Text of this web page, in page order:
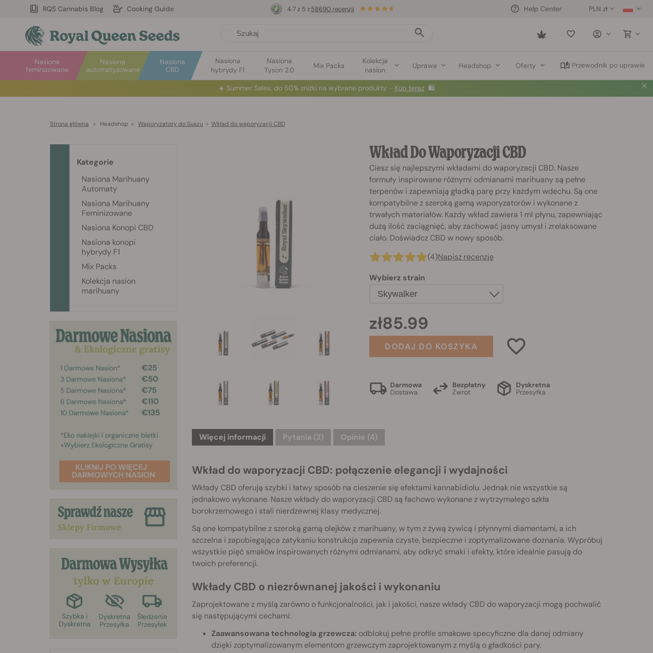
RQS Cannabis Blog Cooking Guide PLN zł
Help Center
Saved
Nasiona
automatyzowane
Nasiona
feminizowane
Nasiona
CBD
Nasiona
hybrydy F1
Nasiona
Tyson 2.0
Mix Packs
Kolekcja
nasion
Uprawa Headshop Oferty Przewodnik po uprawie
4.7 z 5 z 58690 recenzji
☀️ Summer Sales: do 50% zniżki na wybrane produkty ⏤ Kup teraz 🛍️
Strona główna > Headshop > Waporyzatory do Suszu > Wkład do waporyzacji CBD
Wkład Do WaporyzacjiCBD
Ciesz się najlepszymi wkładami do waporyzacji CBD. Nasze
formuły inspirowane różnymi odmianami marihuany są pełne
terpenów i zapewniają gładką parę przy każdym wdechu. Są one
kompatybilne z szeroką gamą waporyzatorów i wykonane z
trwałych materiałów. Każdy wkład zawiera 1 ml płynu, zapewniając
dużą ilość zaciągnięć, aby zachować jasny umysł i zrelaksowane
ciało. Doświadcz CBD w nowy sposób.
(4)Napisz recenzję
Wybierz strain
Skywalker
zł85.99
DODAJ DO KOSZYKA
Darmowa
Dostawa
Bezpłatny
Zwrot
Dyskretna
Przesyłka
Więcej informacji Pytania (2) Opinie (4)
Wkład do waporyzacji CBD: połączenie elegancji i wydajności
Wkłady CBD oferują szybki i łatwy sposób na cieszenie się efektami kannabidiolu. Jednak nie wszystkie są
jednakowo wykonane. Nasze wkłady do waporyzacji CBD są fachowo wykonane z wytrzymałego szkła
borokrzemowego i stali nierdzewnej klasy medycznej.
Są one kompatybilne z szeroką gamą olejków z marihuany, w tym z żywą żywicą i płynnymi diamentami, a ich
szczelna i zapobiegająca zatykaniu konstrukcja zapewnia czyste, bezpieczne i zoptymalizowane doznania. Wypróbuj
wszystkie pięć smaków inspirowanych różnymi odmianami, aby odkryć smaki i efekty, które idealnie pasują do
twoich preferencji.
Wkłady CBD o niezrównanej jakości i wykonaniu
Zaprojektowane z myślą zarówno o funkcjonalności, jak i jakości, nasze wkłady CBD do waporyzacji mogą pochwalić
się następującymi cechami:
Zaawansowana technologia grzewcza: odblokuj pełne profile smakowe specyficzne dla danej odmiany
dzięki zoptymalizowanym elementom grzewczym zaprojektowanym z myślą o gładkości pary.
Kategorie
Nasiona Marihuany
Automaty
Nasiona Marihuany
Feminizowane
Nasiona Konopi CBD
Nasiona konopi
hybrydy F1
Mix Packs
Kolekcja nasion
marihuany